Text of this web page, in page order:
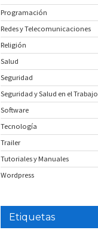
Programación
Redes y Telecomunicaciones
Religión
Salud
Seguridad
Seguridad y Salud en el Trabajo
Software
Tecnología
Trailer
Tutoriales y Manuales
Wordpress
Etiquetas